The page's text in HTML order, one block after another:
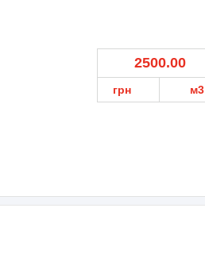
2500.00
грн м3